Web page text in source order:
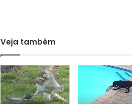
Veja também